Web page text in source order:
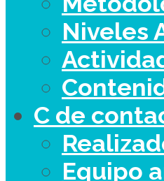
Niveles
C de
Equipo